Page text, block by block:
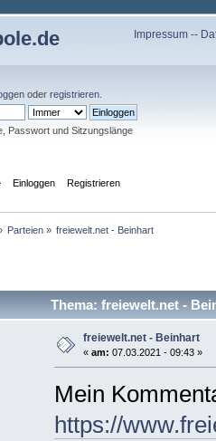
Impressum--
oder registrieren
Passwort und Sitzungslänge
Einloggen Registrieren
Parteien» freiewelt.net - Beinhart
Thema: freiewelt.net -
freiewelt.net - Beinhart
« am: 07.03.2021 - 09:43 »
Mein
https://